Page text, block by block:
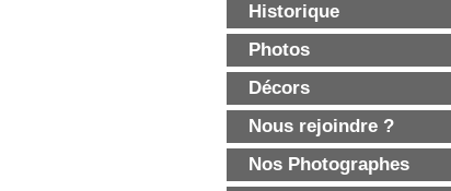
Historique
Photos
Décors
Nous rejoindre ?
Nos Photographes